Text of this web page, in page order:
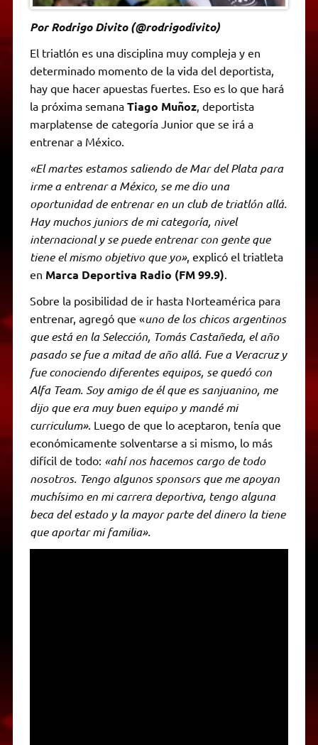
Por Rodrigo Divito (@rodrigodivito)
El triatlón es una disciplina muy compleja y en
determinado momento de la vida del deportista,
hay que hacer apuestas fuertes. Eso es lo que hará
la próxima semana Tiago Muñoz, deportista
marplatense de categoría Junior que se irá a
entrenar a México.
«El martes estamos saliendo de Mar del Plata para
irme a entrenar a México, se me dio una
oportunidad de entrenar en un club de triatlón allá.
Hay muchos juniors de mi categoría, nivel
internacional y se puede entrenar con gente que
tiene el mismo objetivo que yo», explicó el triatleta
en Marca Deportiva Radio (FM 99.9)
Sobre la posibilidad de ir hasta Norteamérica para
entrenar, agregó que «uno de los chicos argentinos
que está en la Selección, Tomás Castañeda, el año
pasado se fue a mitad de año allá. Fue a Veracruz y
fue conociendo diferentes equipos, se quedó con
Alfa Team. Soy amigo de él que es sanjuanino, me
dijo que era muy buen equipo y mandé mi
curriculum». Luego de que lo aceptaron, tenía que
económicamente solventarse a si mismo, lo más
difícil de todo: «ahí nos hacemos cargo de todo
nosotros. Tengo algunos sponsors que me apoyan
muchísimo en mi carrera deportiva, tengo alguna
beca del estado y la mayor parte del dinero la tiene
que aportar mi familia».